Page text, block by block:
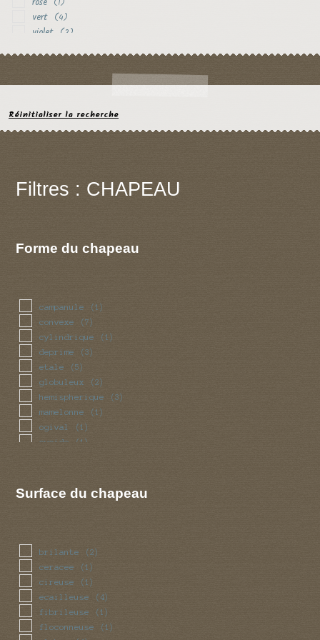
(1)
vert (4)
violet (2)
Réinitialiser la recherche
Filtres : CHAPEAU
Forme du chapeau
campanule (1)
convexe (7)
cylindrique (1)
deprime (3)
etale (5)
globuleux (2)
hemispherique (3)
mamelonne (1)
ogival (1)
ovoide (1)
Surface du chapeau
brilante (2)
ceracee (1)
cireuse (1)
ecailleuse (4)
fibrileuse (1)
floconneuse (1)